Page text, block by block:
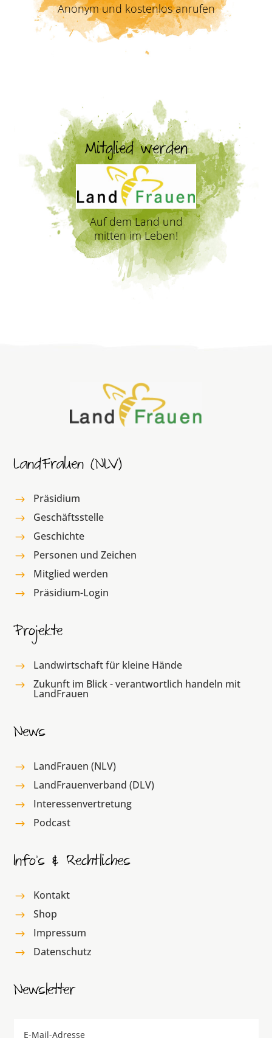
Anonym und kostenlos anrufen
Mitglied werden
Auf dem Land und
mitten im Leben!
LandFrauen (NLV)
$ Präsidium
$ Geschäftsstelle
$ Geschichte
$ Personen und Zeichen
$ Mitglied werden
$ Präsidium-Login
Projekte
$ Landwirtschaft für kleine Hände
$ Zukunft im Blick - verantwortlich handeln mit
LandFrauen
News
$ LandFrauen (NLV)
$ LandFrauenverband (DLV)
$ Interessenvertretung
$ Podcast
Info’s & Rechtliches
$ Kontakt
$ Shop
$ Impressum
$ Datenschutz
Newsletter